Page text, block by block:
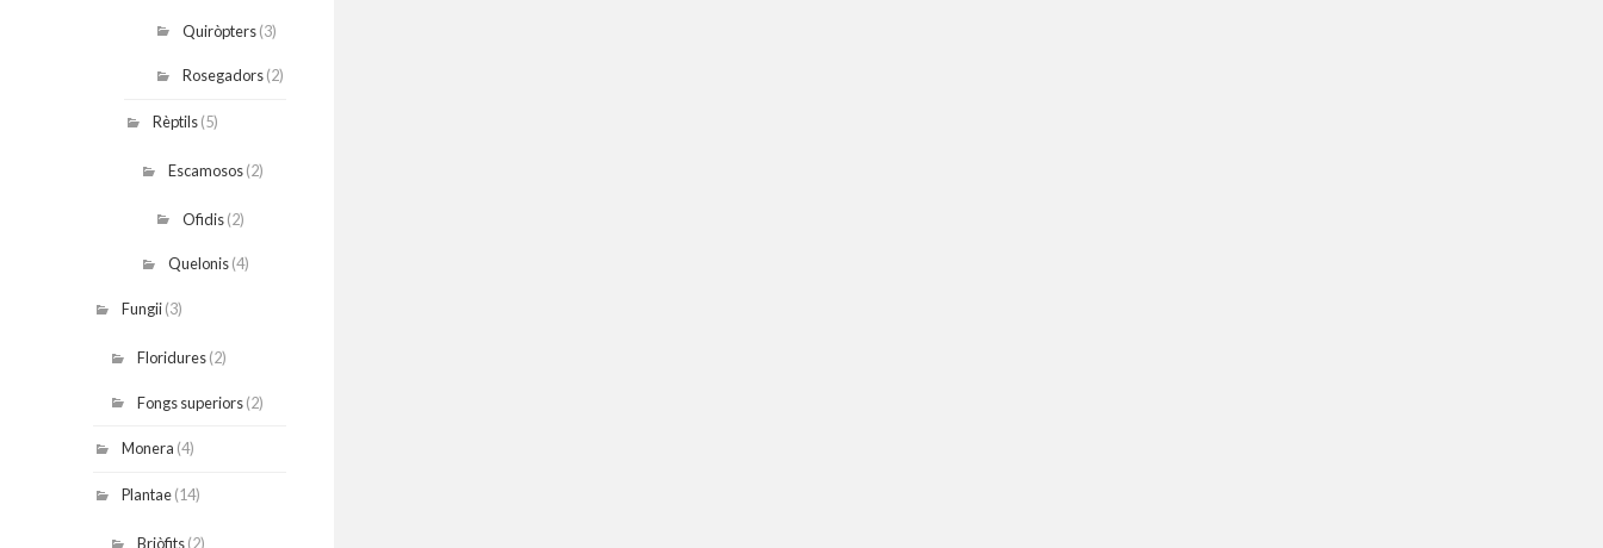
Quiròpters(3)
Rosegadors(2)
Rèptils(5)
Escamosos(2)
Ofidis(2)
Quelonis(4)
Fungii(3)
Floridures(2)
Fongs superiors(2)
Monera (4)
Plantae(14)
Briòfits(2)